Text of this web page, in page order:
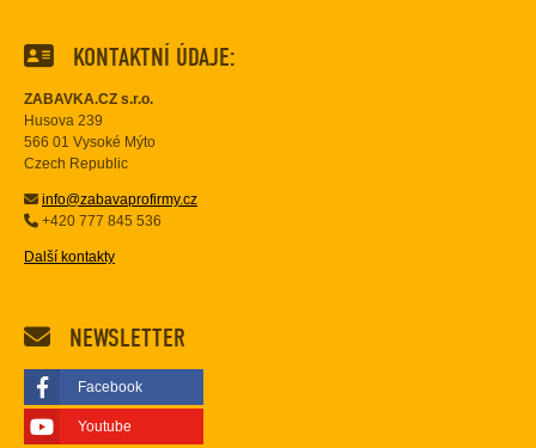
KONTAKTNÍ ÚDAJE:
ZABAVKA.CZ s.r.o.
Husova 239
566 01 Vysoké Mýto
Czech Republic
info@zabavaprofirmy.cz
+420 777 845 536
Další kontakty
NEWSLETTER
Facebook
Youtube